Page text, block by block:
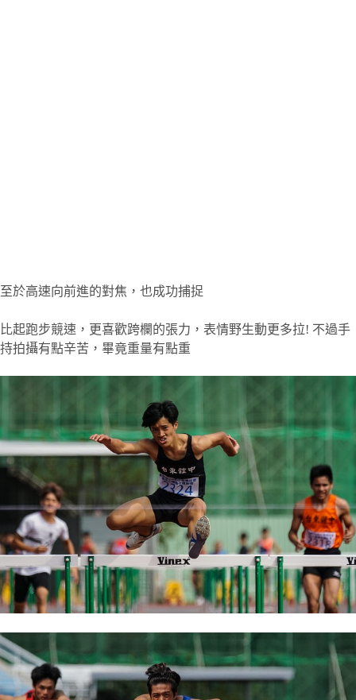
至於高速向前進的對焦，也成功捕捉
比起跑步競速，更喜歡跨欄的張力，表情野生動更多拉! 不過手
持拍攝有點辛苦，畢竟重量有點重